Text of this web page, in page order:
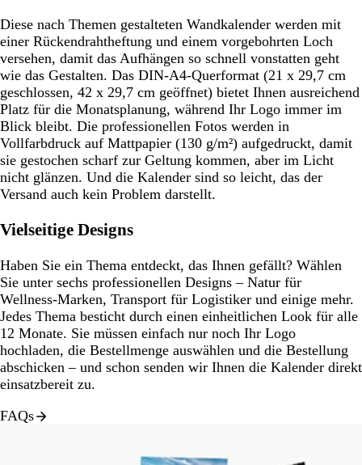
Diese nach Themen gestalteten Wandkalender werden mit
einer Rückendrahtheftung und einem vorgebohrten Loch
versehen, damit das Aufhängen so schnell vonstatten geht
wie das Gestalten. Das DIN-A4-Querformat (21 x 29,7 cm
geschlossen, 42 x 29,7 cm geöffnet) bietet Ihnen ausreichend
Platz für die Monatsplanung, während Ihr Logo immer im
Blick bleibt. Die professionellen Fotos werden in
Vollfarbdruck auf Mattpapier (130 g/m²) aufgedruckt, damit
sie gestochen scharf zur Geltung kommen, aber im Licht
nicht glänzen. Und die Kalender sind so leicht, das der
Versand auch kein Problem darstellt.
Vielseitige Designs
Haben Sie ein Thema entdeckt, das Ihnen gefällt? Wählen
Sie unter sechs professionellen Designs – Natur für
Wellness-Marken, Transport für Logistiker und einige mehr.
Jedes Thema besticht durch einen einheitlichen Look für alle
12 Monate. Sie müssen einfach nur noch Ihr Logo
hochladen, die Bestellmenge auswählen und die Bestellung
abschicken – und schon senden wir Ihnen die Kalender direkt
einsatzbereit zu.
FAQs